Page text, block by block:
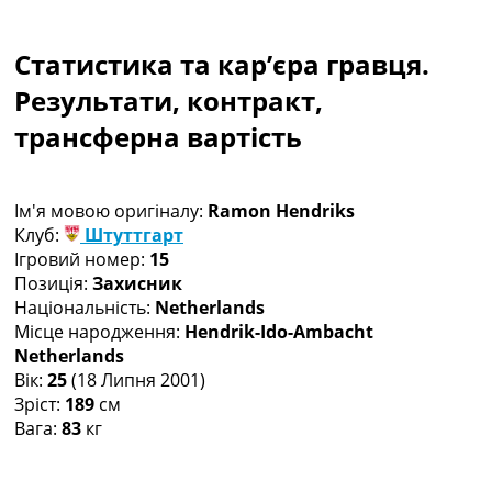
Чемпіонат Світу
Україна. Прем’єр-Ліга
Україна. Перша Ліга
Ліга Чемпіонів
Ще Турніри >>>
Таблиці
Чемпіонат Світу. Турнирні таблиці
Таблиця УПЛ
Перша Ліга
Таблиця АПЛ
Таблиця Ла Ліги
Таблиця Ліги Чемпіонів
Всі таблиці >>>
Рейтинги
Статистика та кар’єра гравця.
Результати, контракт,
трансферна вартість
Ім'я мовою оригіналу: Ramon Hendriks
Клуб:
Штуттгарт
Ігровий номер: 15
Позиція: Захисник
Національність: Netherlands
Місце народження: Hendrik-Ido-Ambacht
Netherlands
Вік: 25(18 Липня 2001)
Зріст: 189 см
Вага: 83 кг